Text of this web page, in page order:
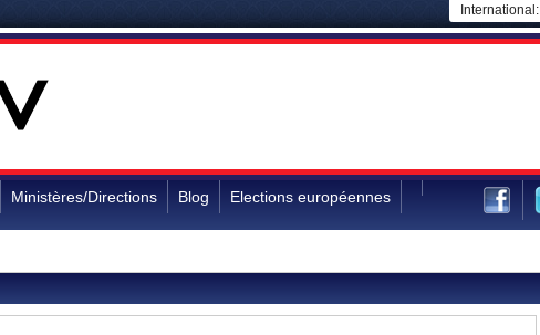
International:
Ministères/Directions Blog Elections européennes